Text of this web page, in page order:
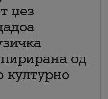
џез
од
културно